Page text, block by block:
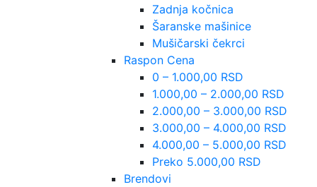
Zadnja kočnica
Šaranske mašinice
Mušičarski čekrci
Raspon Cena
0 – 1.000,00 RSD
1.000,00 – 2.000,00 RSD
2.000,00 – 3.000,00 RSD
3.000,00 – 4.000,00 RSD
4.000,00 – 5.000,00 RSD
Preko 5.000,00 RSD
Brendovi